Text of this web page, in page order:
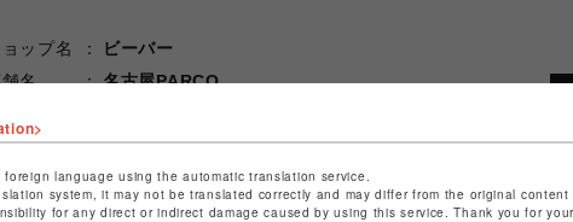
ョップ名
ビーバー
名
名古屋PARCO
商取引法など法令に基づく表記は
language using the automatic translation service.
system, it may not be translated correctly and may differ from the original
for any direct or indirect damage caused by using this service. Thank you for